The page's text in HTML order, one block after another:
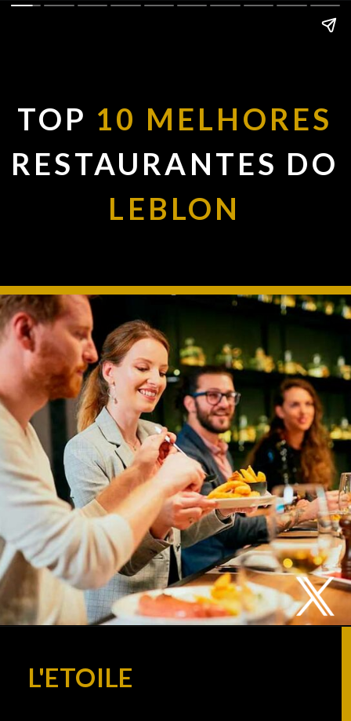
TOP 10 MELHORES
RESTAURANTES DO
LEBLON
L'ETOILE